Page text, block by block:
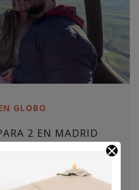
GLOBO
2 EN MADRID